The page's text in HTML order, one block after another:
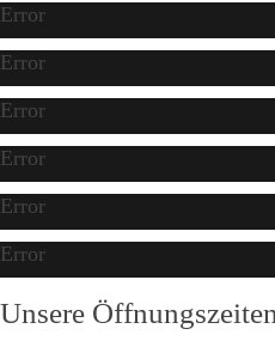
Error
Error
Error
Error
Error
Error
Unsere Öffnungszeiten